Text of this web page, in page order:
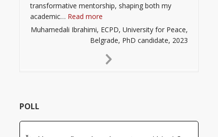
transformative mentorship, shaping both my
academic… Read more
Muhamedali Ibrahimi, ECPD, University for Peace,
Belgrade, PhD candidate, 2023
Next
POLL